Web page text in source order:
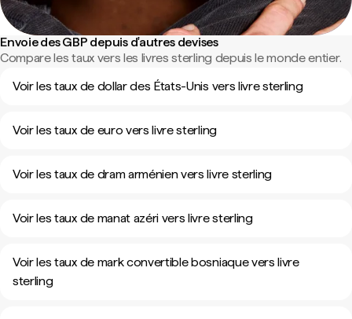
Envoie des GBP depuis d'autres devises
Compare les taux vers les livres sterling depuis le monde entier.
Voir les taux de dollar des États-Unis vers livre sterling
Voir les taux de euro vers livre sterling
Voir les taux de dram arménien vers livre sterling
Voir les taux de manat azéri vers livre sterling
Voir les taux de mark convertible bosniaque vers livre
sterling